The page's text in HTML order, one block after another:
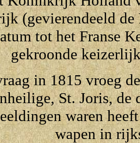
(gevierendeeld de
tot het Franse
gekroonde
in 1815 vroeg
St. Joris, de
waren
wapen in